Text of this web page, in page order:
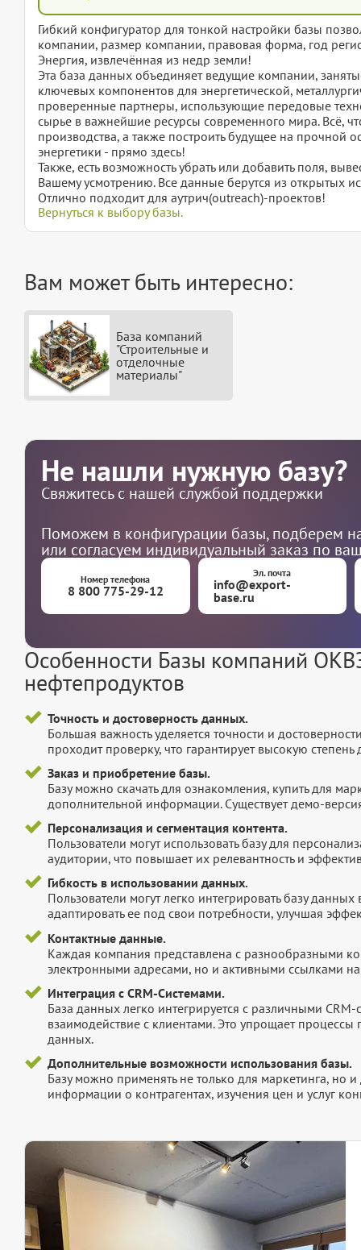
Гибкий конфигуратор для тонкой настройки базы
компании, размер компании, правовая форма, год
Энергия, извлечённая из недр земли!
Эта база данных объединяет ведущие компании,
ключевых компонентов для энергетической,
проверенные партнеры, использующие передовые
сырье в важнейшие ресурсы современного мира. Всё,
производства, а также построить будущее на
энергетики - прямо здесь!
Также, есть возможность убрать или добавить поля,
Вашему усмотрению. Все данные берутся из открытых
Отлично подходит для аутрич(outreach)-проектов!
Вернуться к выбору базы.
Вам может быть интересно:
База компаний
"Строительные и
отделочные
материалы"
Не нашли нужную базу?
Свяжитесь с нашей службой поддержки
Поможем в конфигурации базы, подберем
или согласуем индивидуальный заказ по
Номер телефона
8 800 775-29-12
Эл. почта
info@export-
base.ru
Особенности Базы компаний
нефтепродуктов
Точность и достоверность данных.
Большая важность уделяется точности и
проходит проверку, что гарантирует высокую
Заказ и приобретение базы.
Базу можно скачать для ознакомления, купить для
дополнительной информации. Существует демо-
Персонализация и сегментация контента.
Пользователи могут использовать базу для
аудитории, что повышает их релевантность и
Гибкость в использовании данных.
Пользователи могут легко интегрировать базу
адаптировать ее под свои потребности, улучшая
Контактные данные.
Каждая компания представлена с разнообразными
электронными адресами, но и активными ссылками
Интеграция с CRM-Системами.
База данных легко интегрируется с различными
взаимодействие с клиентами. Это упрощает
данных.
Дополнительные возможности использования базы.
Базу можно применять не только для маркетинга, но
информации о контрагентах, изучения цен и услуг